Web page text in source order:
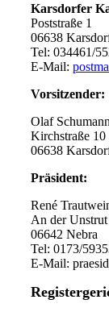
Karsdorfer
Poststraße 1
06638
Tel: 034461/
E-Mail:
Vorsitzender:
Olaf Schumann
Kirchstraße 10
06638
Präsident:
René
An der
06642 Nebra
Tel: 0173/
E-Mail: